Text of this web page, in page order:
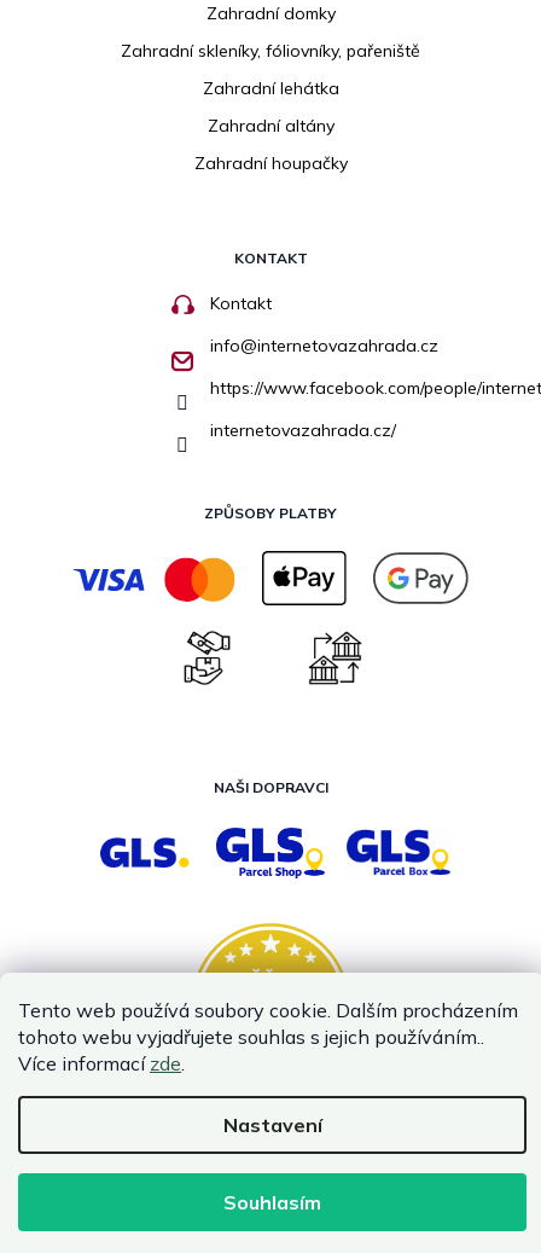
Tento web používá soubory cookie. Dalším procházením
tohoto webu vyjadřujete souhlas s jejich používáním..
Více informací zde.
Nastavení
Souhlasím
Infolinka je z technických příčin nedostupná. Kontaktujte
nás prosím emailem.
Zahradní domky
Zahradní skleníky, fóliovníky, pařeniště
Zahradní lehátka
Zahradní altány
Zahradní houpačky
KONTAKT
Kontakt
info@internetovazahrada.cz
https://www.facebook.com/people/
internetovazahrada.cz/
ZPŮSOBY PLATBY
NAŠI DOPRAVCI